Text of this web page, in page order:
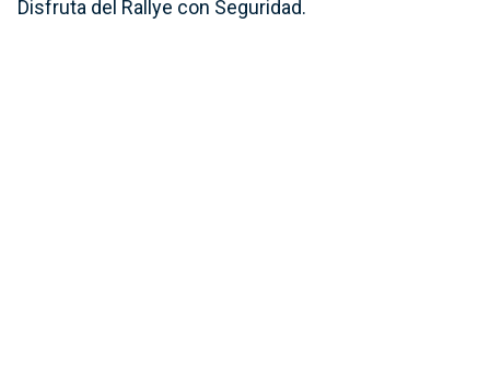
Disfruta del Rallye con Seguridad.